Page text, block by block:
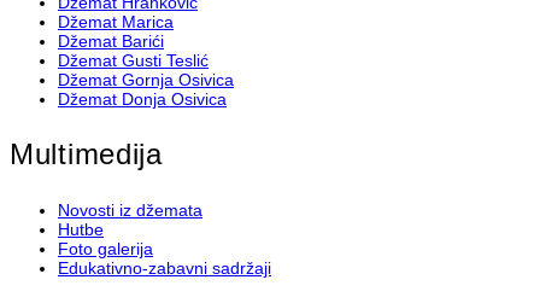
Džemat Marica
Džemat Barići
Džemat Gusti Teslić
Džemat Gornja Osivica
Džemat Donja Osivica
Multimedija
Novosti iz džemata
Hutbe
Foto galerija
Edukativno-zabavni sadržaji